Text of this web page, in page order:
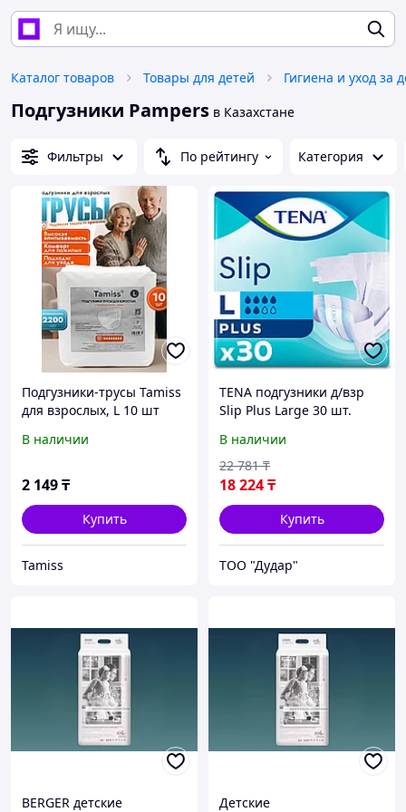
Каталог товаров Товары для детей Гигиена и уход за
Подгузники Pampers в Казахстане
Фильтры По рейтингу Категория
Подгузники-трусы Tamiss
для взрослых, L 10 шт
В наличии
2 149₸
Купить
Tamiss
TENA подгузники д/взр
Slip Plus Large 30 шт.
В наличии
18 224₸
22 781 ₸
Купить
ТОО "Дудар"
BERGER детские Детские